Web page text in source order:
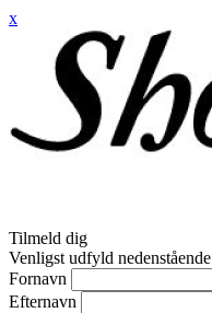
x
Tilmeld dig
Venligst udfyld nedenstående
Fornavn
Efternavn